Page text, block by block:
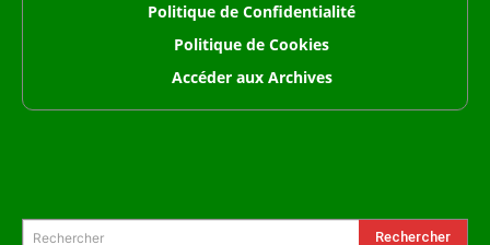
Politique de Confidentialité
Politique de Cookies
Accéder aux Archives
Rechercher Rechercher